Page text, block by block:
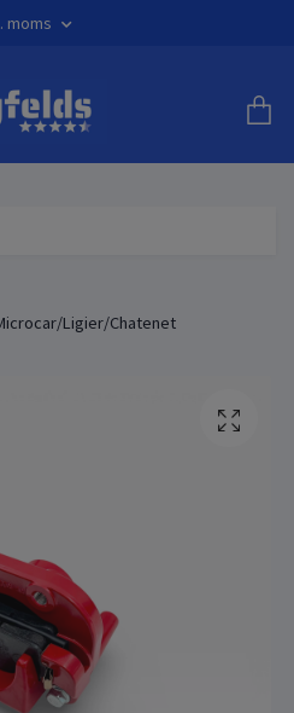
moms
Ligier/Chatenet